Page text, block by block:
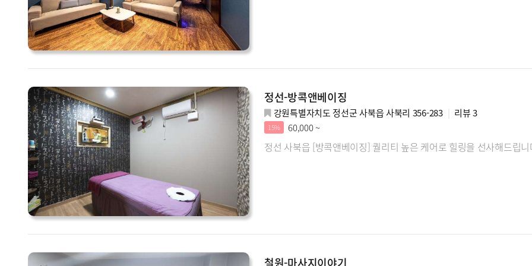
정선-방콕앤베이징
강원특별자치도 정선군 사북읍 사북리 356-283 리뷰3
15% 60,000 ~
정선 사북읍 [방콕앤베이징] 퀄리티 높은 케어로 힐링을 선사해드립
철원-마사지이야기